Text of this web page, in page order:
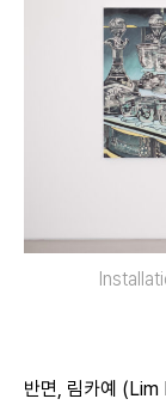
반면, 림카예